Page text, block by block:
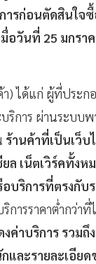
ารก่อนตัดสินใจ
มื่อวันที่ 25 มกรา
) ได้แก่ ผู้ที่ประก
ริการ ผ่านระบบ
ร้านค้าที่เป็นเว็
ล เน็ตเวิร์คทั้งห
บริการที่ตรงกับร
การราคาต่ำกว่า
งค่าบริการ รวม
ละรายละเอียด